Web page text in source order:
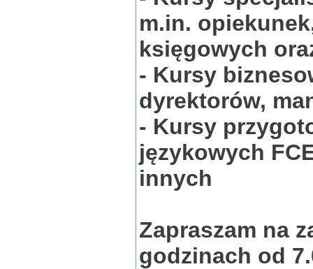
m.in.
księgowych
- Kursy
dyrektorów,
- Kursy
językowych
innych
Zapraszam na
godzinach od